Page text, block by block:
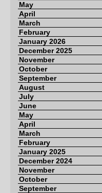
May
April
March
February
January 2026
December 2025
November
October
September
August
July
June
May
April
March
February
January 2025
December 2024
November
October
September